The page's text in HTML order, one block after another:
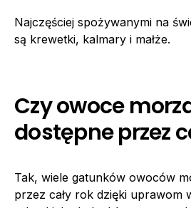
Najczęściej spożywanymi na
są krewetki, kalmary i małże.
Czy owoce
dostępne przez
Tak, wiele gatunków owoców
przez cały rok dzięki uprawom